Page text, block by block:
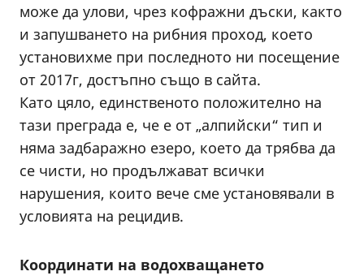
може да улови, чрез кофражни дъски, както
и запушването на рибния проход, което
установихме при последното ни посещение
от 2017г, достъпно също в сайта.
Като цяло, единственото положително на
тази преграда е, че е от „алпийски“ тип и
няма задбаражно езеро, което да трябва да
се чисти, но продължават всички
нарушения, които вече сме установявали в
условията на рецидив.
Координати на водохващането